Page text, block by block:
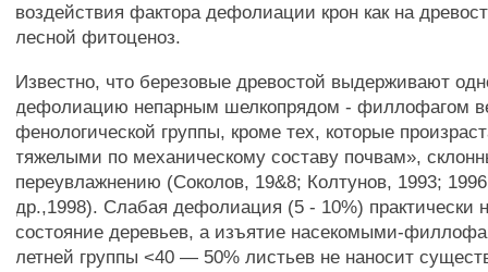
воздействия фактора дефолиации крон как на
лесной фитоценоз.
Известно, что березовые древостой выдерживают
дефолиацию непарным шелкопрядом - филлофагом
фенологической группы, кроме тех, которые
тяжелыми по механическому составу почвам»,
переувлажнению (Соколов, 19&8; Колтунов, 1993;
др.,1998). Слабая дефолиация (5 - 10%) практически
состояние деревьев, а изъятие насекомыми-
летней группы <40 — 50% листьев не наносит